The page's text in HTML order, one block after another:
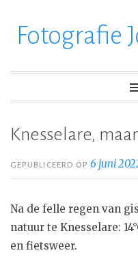
verderFotografie
Knesselare,
GEPUBLICEERD OP6 juni
Na de felle regen van
natuur te Knesselare:
en fietsweer.